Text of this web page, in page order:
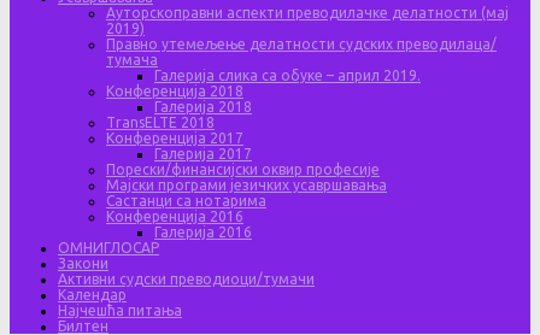
Ауторскоправни аспекти преводилачке делатности (мај
2019)
Правно утемељење делатности судских преводилаца/
тумача
Галерија слика са обуке – април 2019.
Конференција 2018
Галерија 2018
TransELTE 2018
Конференција 2017
Галерија 2017
Порески/финансијски оквир професије
Мајски програми језичких усавршавања
Састанци са нотарима
Конференција 2016
Галерија 2016
ОМНИГЛОСАР
Закони
Активни судски преводиоци/тумачи
Календар
Најчешћа питања
Билтен